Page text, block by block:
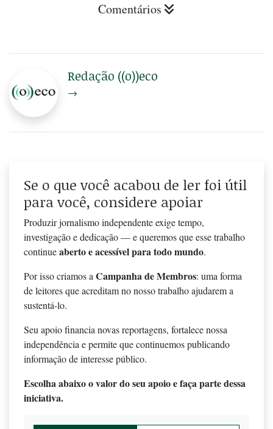
Comentários
Redação ((o))eco
→
Se o que você acabou de ler foi útil
para você, considere apoiar
Produzir jornalismo independente exige tempo,
investigação e dedicação — e queremos que esse trabalho
continueaberto e acessível para todo mundo.
Por isso criamos aCampanha de Membros: uma forma
de leitores que acreditam no nosso trabalho ajudarem a
sustentá-lo.
Seu apoio financia novas reportagens, fortalece nossa
independência e permite que continuemos publicando
informação de interesse público.
Escolha abaixo o valor do seu apoio e faça parte dessa
iniciativa.